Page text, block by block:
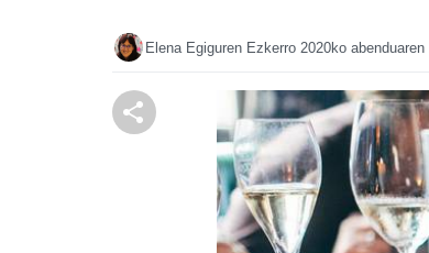
Elena Egiguren Ezkerro 2020ko abenduaren